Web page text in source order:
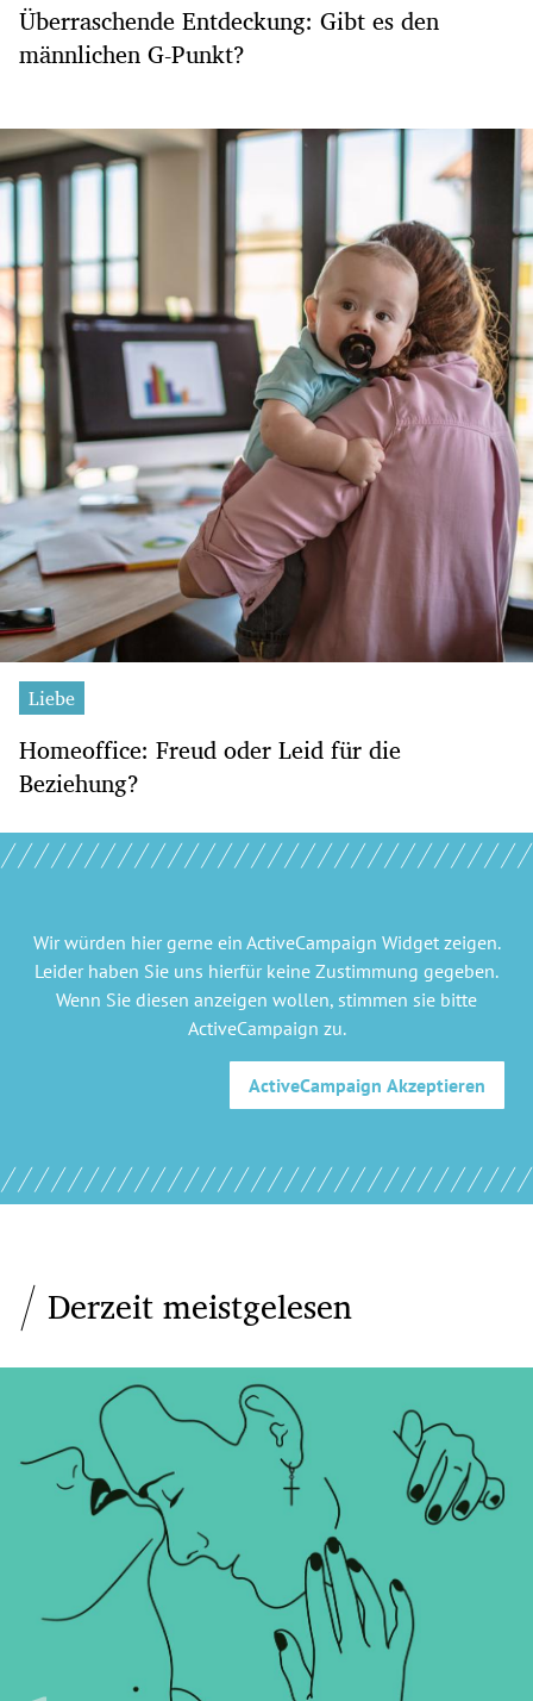
Überraschende Entdeckung: Gibt es den
männlichen G-Punkt?
Liebe
Homeoffice: Freud oder Leid für die
Beziehung?
Wir würden hier gerne ein ActiveCampaign Widgetzeigen.
Leider haben Sie uns hierfür keine Zustimmung gegeben.
Wenn Sie diesen anzeigen wollen, stimmen sie bitte
ActiveCampaign zu.
ActiveCampaign Akzeptieren
Derzeit meistgelesen